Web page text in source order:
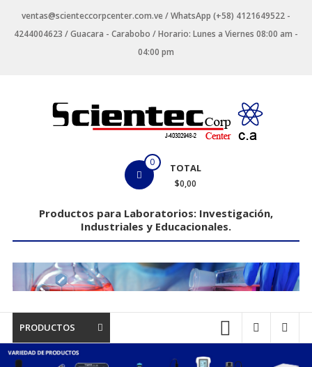
contenido
ventas@scienteccorpcenter.com.ve / WhatsApp (+58) 4121649522 -
4244004623 / Guacara - Carabobo / Horario: Lunes a Viernes 08:00 am -
04:00 pm
Laboratorios
Industriales
y
Educacionales.
0 TOTAL
$0,00
Productos para Laboratorios: Investigación,
Industriales y Educacionales.
PRODUCTOS